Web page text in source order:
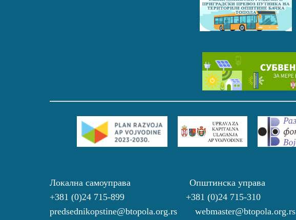
Локална самоуправа Општинска управа
+381 (0)24 715-899 +381 (0)24 715-310
predsednikopstine@btopola.org.rs webmaster@btopola.org.rs